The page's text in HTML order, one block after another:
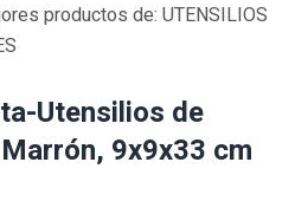
productos de: UTENSILIOS
Utensilios de
9x9x33 cm